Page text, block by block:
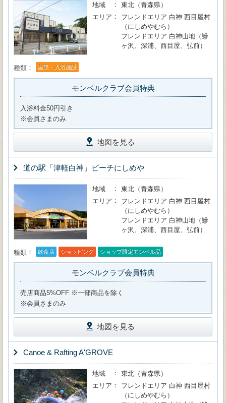
地域
東北（青森県）
エリア
フレンドエリア 白神 西目屋村
（にしめやむら）
フレンドエリア 白神山地（鰺
ヶ沢、深浦、西目屋、弘前）
種類 温泉・入浴施設
モンベルクラブ会員特典
入浴料金50円引き
※会員さまのみ
地図を見る
道の駅「津軽白神」ビーチにしめや
地域
東北（青森県）
エリア
フレンドエリア 白神 西目屋村
（にしめやむら）
フレンドエリア 白神山地（鰺
ヶ沢、深浦、西目屋、弘前）
種類 飲食店 ショッピング ショップ限定モンベル品
モンベルクラブ会員特典
売店商品5%OFF ※一部商品を除く
※会員さまのみ
地図を見る
Canoe & Rafting A'GROVE
地域
東北（青森県）
エリア
フレンドエリア 白神 西目屋村
（にしめやむら）